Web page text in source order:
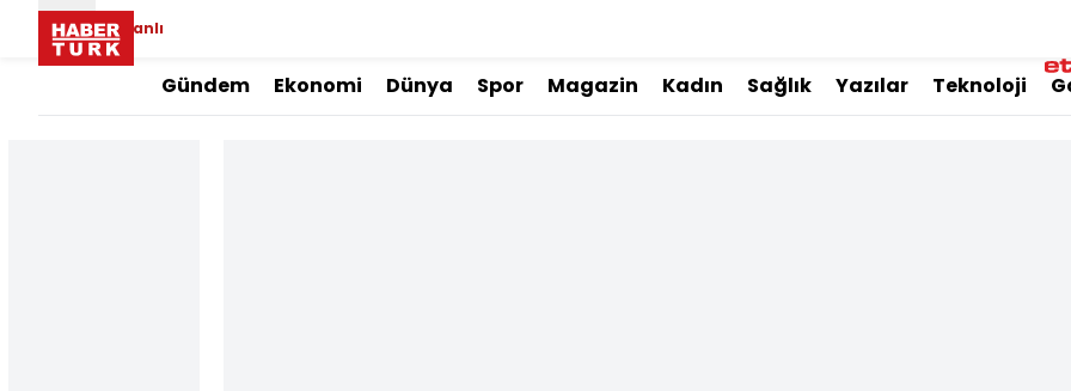
Canlı
Gündem Ekonomi Dünya Spor Magazin Kadın Sağlık Yazılar Teknoloji